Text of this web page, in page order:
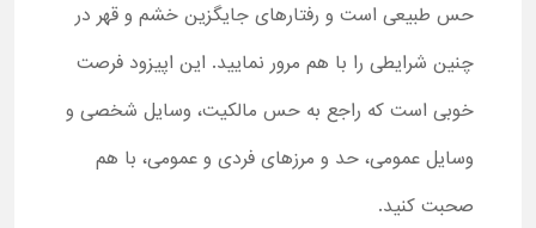
حس طبیعی است و رفتارهای جایگزین خشم و قهر در
چنین شرایطی را با هم مرور نمایید. این اپیزود فرصت
خوبی است که راجع به حس مالکیت، وسایل شخصی و
وسایل عمومی، حد و مرزهای فردی و عمومی، با هم
صحبت کنید.